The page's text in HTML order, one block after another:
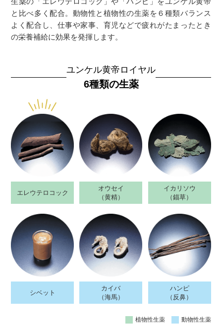
と比べ多く配合。動物性と植物性の生薬を６種類バランス
よく配合し、仕事や家事、育児などで疲れがたまったとき
の栄養補給に効果を発揮します。
ユンケル黄帝ロイヤル
6種類の生薬
エレウテロコック
オウセイ
（黄精）
イカリソウ
（錨草）
シベット
カイバ
（海馬）
ハンピ
（反鼻）
植物性生薬 動物性生薬